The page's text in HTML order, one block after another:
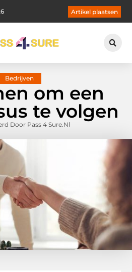
Artikel plaatsen
Bedrijven
om een
te volgen
Door Pass 4 Sure.nl